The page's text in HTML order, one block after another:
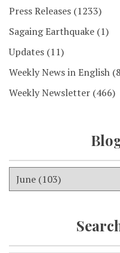
Press Releases (1233)
Sagaing Earthquake (1)
Updates (11)
Weekly News in English
Weekly Newsletter (466)